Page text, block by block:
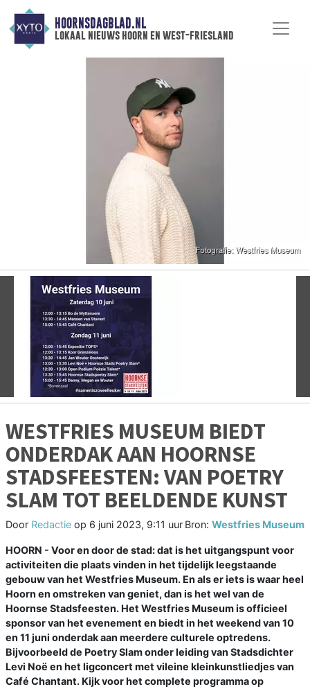
HOORNSDAGBLAD.NL
lokaal nieuws hoorn en west-friesland
WESTFRIES MUSEUM BIEDT
ONDERDAK AAN HOORNSE
STADSFEESTEN: VAN POETRY
SLAM TOT BEELDENDE KUNST
Door Redactie op 6 juni 2023, 9:11 uur Bron: Westfries Museum
HOORN - Voor en door de stad: dat is het uitgangspunt voor
activiteiten die plaats vinden in het tijdelijk leegstaande
gebouw van het Westfries Museum. En als er iets is waar heel
Hoorn en omstreken van geniet, dan is het wel van de
Hoornse Stadsfeesten. Het Westfries Museum is officieel
sponsor van het evenement en biedt in het weekend van 10
en 11 juni onderdak aan meerdere culturele optredens.
Bijvoorbeeld de Poetry Slam onder leiding van Stadsdichter
Levi Noë en het ligconcert met vileine kleinkunstliedjes van
Café Chantant. Kijk voor het complete programma op